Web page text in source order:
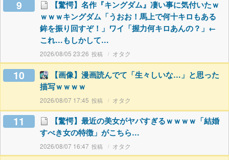
9
【驚愕】名作『キングダム』凄い事に気付いたｗ
ｗｗｗキングダム「うおお！馬上で何十キロもある
鉾を振り回すぞ！」ワイ「握力何キロあんの？」←
これ…もしかして…
2026/08/05 23:26 オタク
10
【画像】漫画読んでて「生々しいな…」と思った
描写ｗｗｗｗ
2026/08/07 17:45 オタク
11
【驚愕】最近の美女がヤバすぎるｗｗｗｗ「結婚
すべき女の特徴」がこちら…
2026/08/07 16:47 オタク